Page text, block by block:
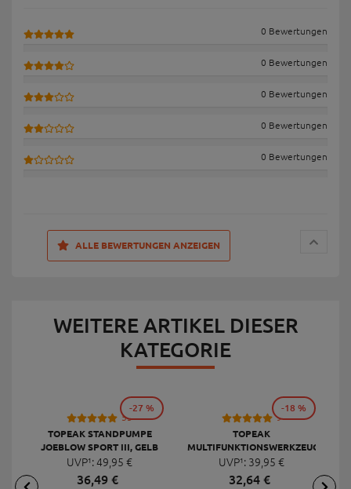
0 Bewertungen
0 Bewertungen
0 Bewertungen
0 Bewertungen
0 Bewertungen
ALLE BEWERTUNGEN ANZEIGEN
WEITERE ARTIKEL DIESER
KATEGORIE
53
TOPEAK STANDPUMPE
JOEBLOW SPORT III, GELB
UVP¹:49,95 €
36,49€
-27 %
9
TOPEAK
MULTIFUNKTIONSWERKZEUG
MINI 20 PRO
UVP¹: 39,95 €
32,64€
-18 %